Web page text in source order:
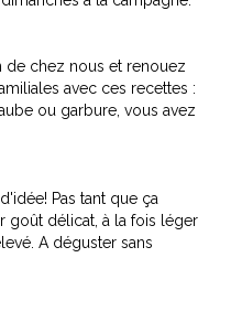
chez nous et renouez
avec ces recettes :
ou garbure, vous avez
Pas tant que ça
goût délicat, à la fois léger
A déguster sans